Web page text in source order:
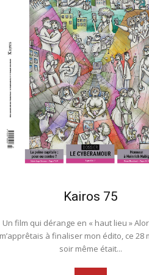
Kairos 75
Un film qui dérange en « haut lieu »
m’apprêtais à finaliser mon édito, ce 28
soir même était...